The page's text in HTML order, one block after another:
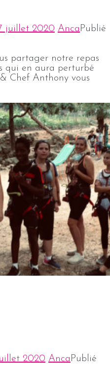
juillet 2020 Anca Publié
partager notre repas
qui en aura perturbé
Chef Anthony vous
2020 Anca Publié